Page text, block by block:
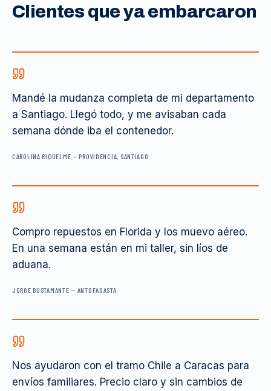
Clientes que ya embarcaron
Mandé la mudanza completa de mi departamento
a Santiago. Llegó todo, y me avisaban cada
semana dónde iba el contenedor.
CAROLINA RIQUELME —PROVIDENCIA, SANTIAGO
Compro repuestos en Florida y los muevo aéreo.
En una semana están en mi taller, sin líos de
aduana.
JORGE BUSTAMANTE — ANTOFAGASTA
Nos ayudaron con el tramo Chile a Caracas para
envíos familiares. Precio claro y sin cambios de